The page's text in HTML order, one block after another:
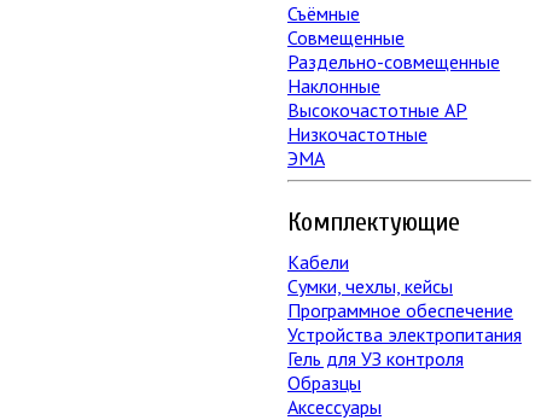
Съёмные
Совмещенные
Раздельно-совмещенные
Наклонные
Высокочастотные АР
Низкочастотные
ЭМА
Комплектующие
Кабели
Сумки, чехлы, кейсы
Программное обеспечение
Устройства электропитания
Гель для УЗ контроля
Образцы
Аксессуары